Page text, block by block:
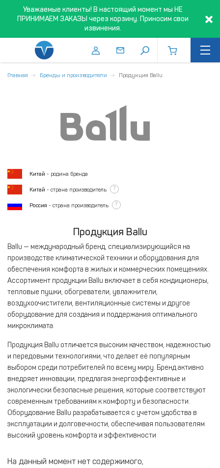
Уважаемые клиенты! В настоящий момент мы НЕ
ПРИНИМАЕМ ЗАКАЗЫ через корзину. Приносим свои
извинения.
Главная Бренды и производители Продукция Ballu
Китай - родина бренда
Китай - страна производитель ?
Россия - страна производитель ?
Продукция Ballu
Ballu — международный бренд, специализирующийся на
производстве климатической техники и оборудования для
обеспечения комфорта в жилых и коммерческих помещениях.
Ассортимент продукции Ballu включает в себя кондиционеры,
тепловые пушки, обогреватели, увлажнители,
воздухоочистители, вентиляционные системы и другое
оборудование для создания и поддержания оптимального
микроклимата.
Продукция Ballu отличается высоким качеством, надежностью
и передовыми технологиями, что делает её популярным
выбором среди потребителей по всему миру. Бренд активно
внедряет инновации, предлагая энергоэффективные и
экологически безопасные решения, которые соответствуют
современным требованиям к комфорту и безопасности.
Оборудование Ballu разрабатывается с учетом удобства в
эксплуатации и долговечности, обеспечивая пользователям
высокий уровень комфорта и эффективности
На данный момент нет содержимого,